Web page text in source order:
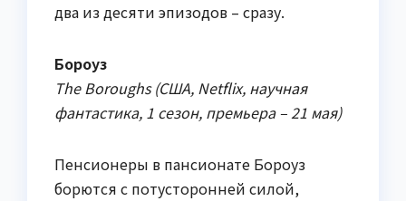
два из десяти эпизодов – сразу.
Бороуз
The Boroughs (США, Netflix, научная
фантастика, 1 сезон, премьера – 21 мая)
Пенсионеры в пансионате Бороуз
борются с потусторонней силой,